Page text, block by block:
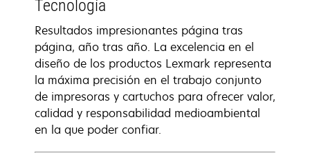
Tecnología
Resultados impresionantes página tras
página, año tras año. La excelencia en el
diseño de los productos Lexmark representa
la máxima precisión en el trabajo conjunto
de impresoras y cartuchos para ofrecer valor,
calidad y responsabilidad medioambiental
en la que poder confiar.